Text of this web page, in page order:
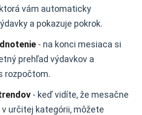
vám automaticky
a pokazuje pokrok.
- na konci mesiaca si
prehľad výdavkov a
rozpočtom.
- keď vidíte, že mesačne
určitej kategórii, môžete